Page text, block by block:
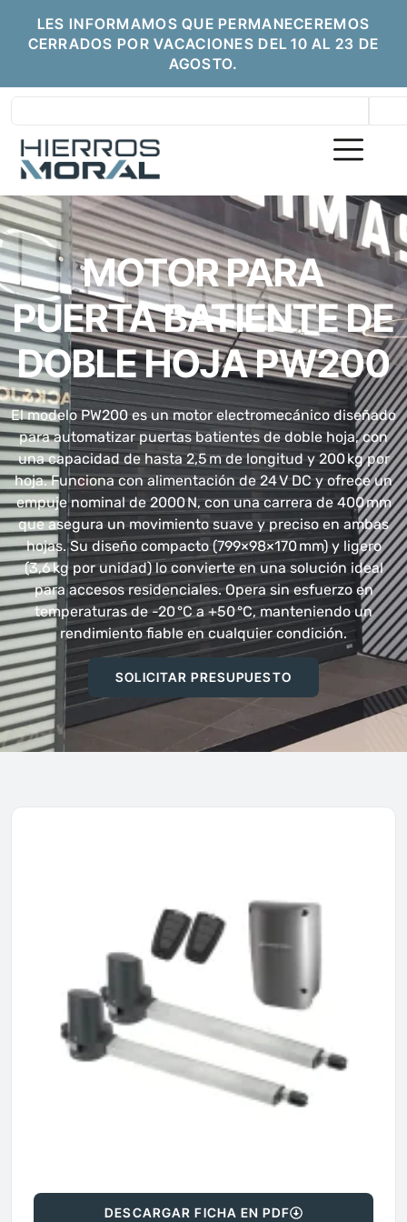
LES INFORMAMOS QUE PERMANECEREMOS
CERRADOS POR VACACIONES DEL 10 AL 23 DE
AGOSTO.
MOTOR PARA
PUERTA BATIENTE DE
DOBLE HOJA PW200
El modelo PW200 es un motor electromecánico diseñado
para automatizar puertas batientes de doble hoja, con
una capacidad de hasta 2,5 m de longitud y 200 kg por
hoja. Funciona con alimentación de 24 V DC y ofrece un
empuje nominal de 2000 N, con una carrera de 400 mm
que asegura un movimiento suave y preciso en ambas
hojas. Su diseño compacto (799×98×170 mm) y ligero
(3,6 kg por unidad) lo convierte en una solución ideal
para accesos residenciales. Opera sin esfuerzo en
temperaturas de -20 °C a +50 °C, manteniendo un
rendimiento fiable en cualquier condición.
SOLICITAR PRESUPUESTO
DESCARGAR FICHA EN PDF